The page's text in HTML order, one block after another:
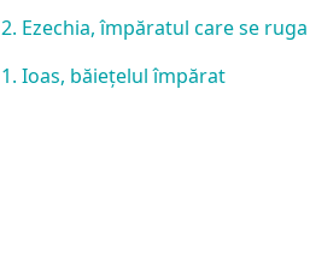
2. Ezechia, împăratul care se ruga
1. Ioas, băiețelul împărat